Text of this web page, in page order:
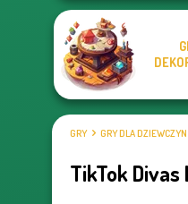
GRY GRY DLA DZIEWCZYN
TikTok